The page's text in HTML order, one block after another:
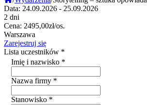
Data: 24.09.2026 - 25.09.2026
2 dni
Cena: 2495,00zł/os.
Warszawa
Zarejestruj się
Lista uczestników *
Imię i nazwisko *
Nazwa firmy *
Stanowisko *